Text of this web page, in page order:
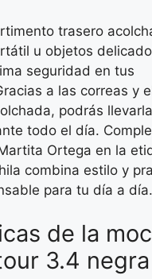
trasero
u objetos
seguridad en tus
a las correas y
podrás llevarla
todo el día.
Ortega en la
combina estilo y
para tu día a día.
de la
3.4 negra